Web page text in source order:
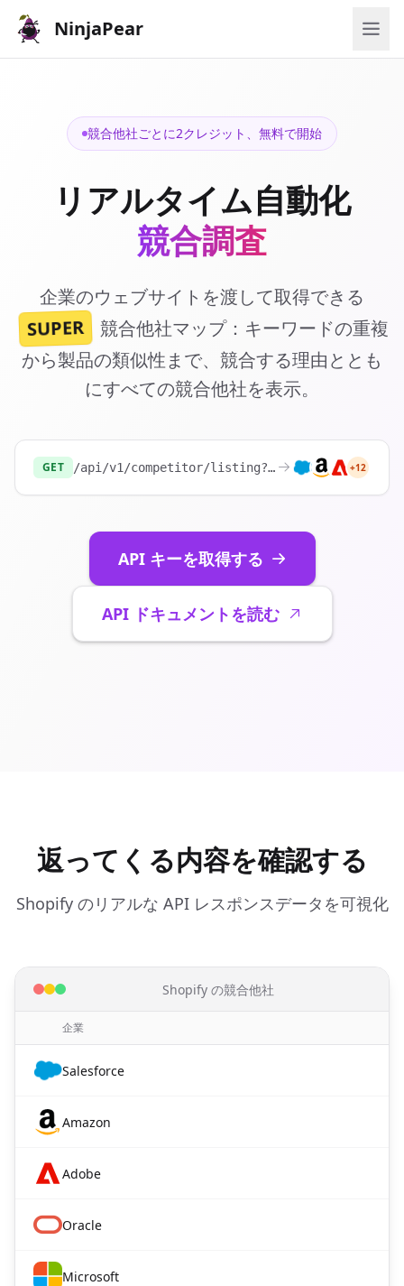
NinjaPear
競合他社ごとに2クレジット、無料で開始
リアルタイム自動化
競合調査
企業のウェブサイトを渡して取得できる
SUPER
競合他社マップ：キーワードの重複
から製品の類似性まで、競合する理由ととも
にすべての競合他社を表示。
GET /api/v1/competitor/listing?website= https://
+12
API キーを取得する
API ドキュメントを読む
返ってくる内容を確認する
Shopify のリアルな API レスポンスデータを可視化
Shopify の競合他社
企業
Salesforce
Amazon
Adobe
Oracle
Microsoft